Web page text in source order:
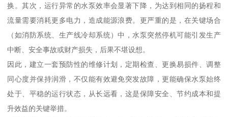
换。其次，运行异常的水泵效率会显著下降，为达到相同的扬程和
流量需要消耗更多电力，造成能源浪费。更严重的是，在关键场合
（如消防系统、生产线冷却系统）中，水泵突然停机可能引发生产
中断、安全事故或财产损失，后果不堪设想。
因此，建立一套预防性的维修计划，定期检查、更换易损件、调整
同心度并保持润滑，不仅能有效避免突发故障，更能确保水泵始终
处于、平稳的运行状态，从长远看，这是保障安全、节约成本和提
升效益的关键举措。